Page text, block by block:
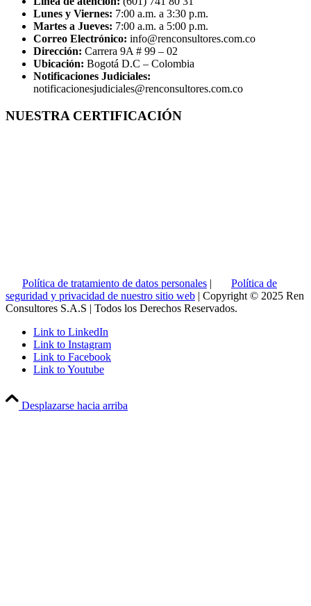
Lunes y Viernes: 7:00 a.m. a 3:30 p.m.
Martes a Jueves: 7:00 a.m. a 5:00 p.m.
Correo Electrónico: info@renconsultores.com.co
Dirección: Carrera 9A # 99 – 02
Ubicación: Bogotá D.C – Colombia
Notificaciones Judiciales:
notificacionesjudiciales@renconsultores.com.co
NUESTRA CERTIFICACIÓN
Política de tratamiento de datos personales |
Política de
seguridad y privacidad de nuestro sitio web | Copyright © 2025 Ren
Consultores S.A.S | Todos los Derechos Reservados.
Link to LinkedIn
Link to Instagram
Link to Facebook
Link to Youtube
Desplazarse hacia arriba